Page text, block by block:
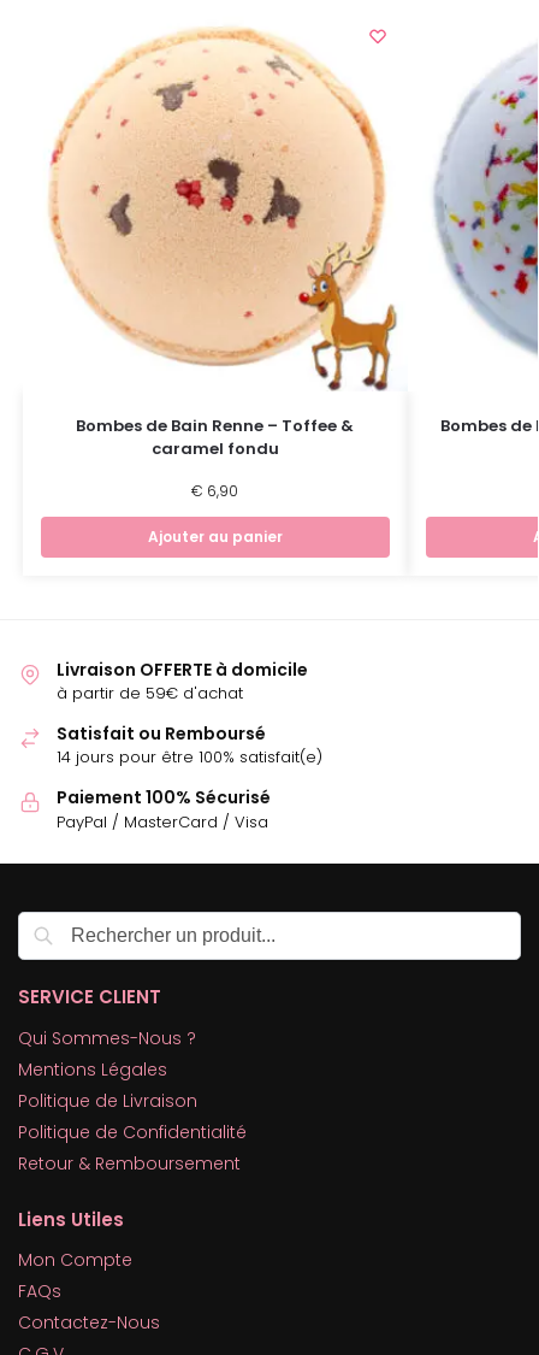
Bombes de Bain Renne – Toffee &
caramel fondu
€ 6,90
Ajouter au panier
Bombes
Livraison OFFERTE à domicile
à partir de 59€ d'achat
Satisfait ou Remboursé
14 jours pour être 100% satisfait(e)
Paiement 100% Sécurisé
PayPal / MasterCard / Visa
SERVICE CLIENT
Qui Sommes-Nous ?
Mentions Légales
Politique de Livraison
Politique de Confidentialité
Retour & Remboursement
Liens Utiles
Mon Compte
FAQs
Contactez-Nous